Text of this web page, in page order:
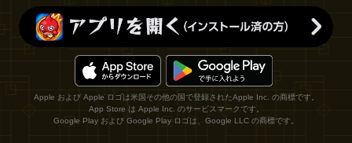
Apple および Apple ロゴは米国その他の国で登録されたApple Inc. の商標です。
App Store は Apple Inc. のサービスマークです。
Google Play および Google Play ロゴは、Google LLC の商標です。